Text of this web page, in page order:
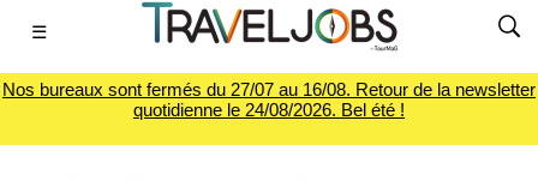
☰
Nos bureaux sont fermés du 27/07 au 16/08. Retour de la newsletter
quotidienne le 24/08/2026. Bel été !